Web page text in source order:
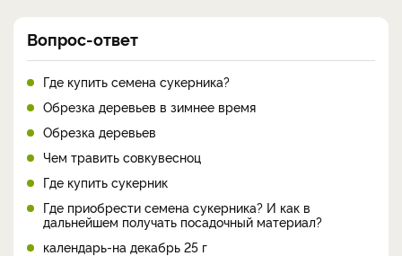
Вопрос-ответ
Где купить семена сукерника?
Обрезка деревьев в зимнее время
Обрезка деревьев
Чем травить совкувесноц
Где купить сукерник
Где приобрести семена сукерника? И как в
дальнейшем получать посадочный материал?
календарь-на декабрь 25 г